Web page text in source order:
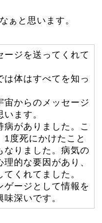
ぁと思います。
ージを送ってくれて
は体はすべてを知っ
宙からのメッセージ
ます。
がありました。こ
度死にかけたこと
なりました。病気の
的な要因があり、
くれてました。
ゲージとして情報を
深いです。